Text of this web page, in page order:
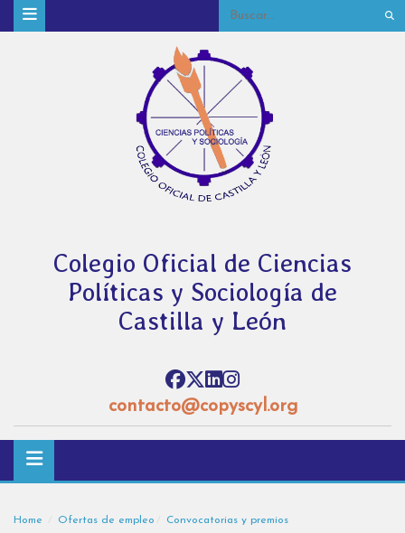
Colegio Oficial de Ciencias
Políticas y Sociología de
Castilla y León
contacto@copyscyl.org
Home Ofertas de empleo
Convocatorias y premios